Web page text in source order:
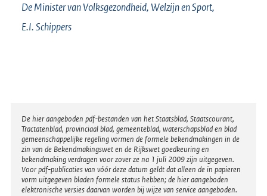
De Minister van Volksgezondheid, Welzijn en Sport,
E.I.Schippers
Disclaimer
De hier aangeboden pdf-bestanden van het Staatsblad, Staatscourant,
Tractatenblad, provinciaal blad, gemeenteblad, waterschapsblad en blad
gemeenschappelijke regeling vormen de formele bekendmakingen in de
zin van de Bekendmakingswet en de Rijkswet goedkeuring en
bekendmaking verdragen voor zover ze na 1 juli 2009 zijn uitgegeven.
Voor pdf-publicaties van vóór deze datum geldt dat alleen de in papieren
vorm uitgegeven bladen formele status hebben; de hier aangeboden
elektronische versies daarvan worden bij wijze van service aangeboden.